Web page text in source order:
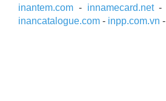
inantem.com - innamecard.net-
inancatalogue.com - inpp.com.vn -